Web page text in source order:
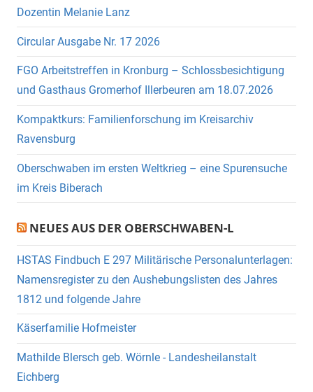
Dozentin Melanie Lanz
Circular Ausgabe Nr. 17 2026
FGO Arbeitstreffen in Kronburg – Schlossbesichtigung
und Gasthaus Gromerhof Illerbeuren am 18.07.2026
Kompaktkurs: Familienforschung im Kreisarchiv
Ravensburg
Oberschwaben im ersten Weltkrieg – eine Spurensuche
im Kreis Biberach
NEUES AUS DER OBERSCHWABEN-L
HSTAS Findbuch E 297 Militärische Personalunterlagen:
Namensregister zu den Aushebungslisten des Jahres
1812 und folgende Jahre
Käserfamilie Hofmeister
Mathilde Blersch geb. Wörnle - Landesheilanstalt
Eichberg